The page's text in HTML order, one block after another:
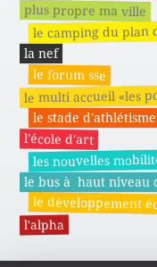
plus propre ma ville
le camping du plan
la nef
le forum sse
le multi accueil «les
le stade d'athlétisme
l'école d'art
les nouvelles
le bus à haut niveau
le développement
l'alpha